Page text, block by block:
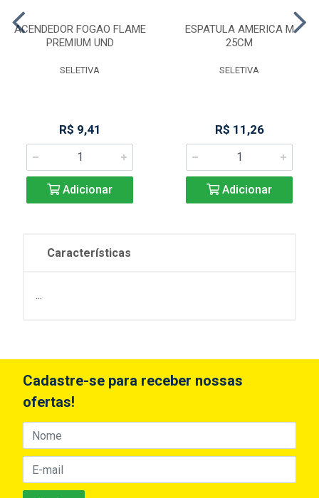
ACENDEDOR FOGAO FLAME
PREMIUM UND
SELETIVA
R$ 9,41
Adicionar
ESPATULA AMERICA M
25CM
SELETIVA
R$ 11,26
Adicionar
Características
...
Cadastre-se para receber nossas
ofertas!